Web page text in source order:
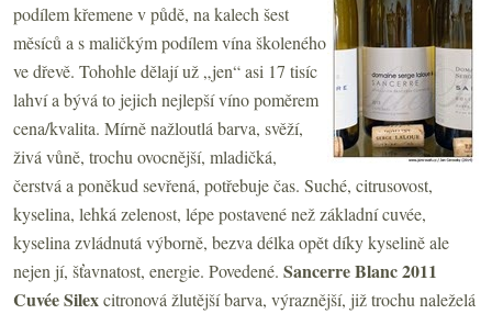
podílem křemene v půdě, na kalech šest
měsíců a s maličkým podílem vína školeného
ve dřevě. Tohohle dělají už „jen“ asi 17 tisíc
lahví a bývá to jejich nejlepší víno poměrem
cena/kvalita. Mírně nažloutlá barva, svěží,
živá vůně, trochu ovocnější, mladičká,
čerstvá a poněkud sevřená, potřebuje čas. Suché, citrusovost,
kyselina, lehká zelenost, lépe postavené než základní cuvée,
kyselina zvládnutá výborně, bezva délka opět díky kyselině ale
nejen jí, šťavnatost, energie. Povedené. Sancerre Blanc 2011
Cuvée Silexcitronová žlutější barva, výraznější, již trochu naleželá